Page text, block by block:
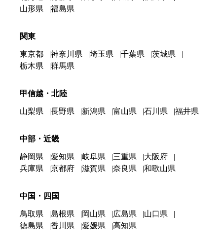
山形県
福島県
関東
東京都 神奈川県 埼玉県 千葉県
茨城県
栃木県
群馬県
甲信越・北陸
山梨県 長野県 新潟県 富山県 石川県 福井県
中部・近畿
静岡県 愛知県 岐阜県 三重県
大阪府
兵庫県
京都府 滋賀県 奈良県 和歌山県
中国・四国
鳥取県 島根県 岡山県 広島県
山口県
徳島県
香川県 愛媛県 高知県